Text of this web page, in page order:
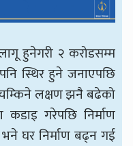
हुनेगरी २ करोडसम्म
स्थिर हुने जनाएपछि
चम्किने लक्षण झनै बढेको
गरेपछि निर्माण
घर निर्माण बढ्न गई